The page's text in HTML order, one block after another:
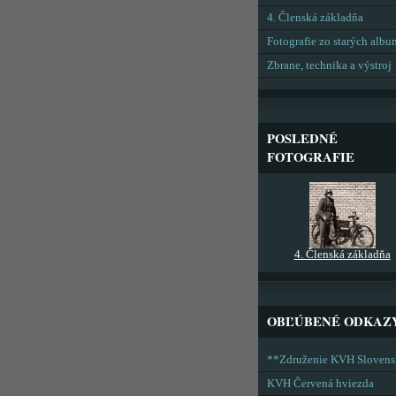
4. Členská základňa
Fotografie zo starých
Zbrane, technika a výstroj
POSLEDNÉ
FOTOGRAFIE
4. Členská základňa
OBĽÚBENÉ
**Združenie KVH
KVH Červená hviezda